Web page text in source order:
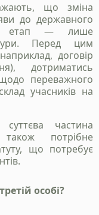
що зміна
до державного
етап — лише
Перед цим
договір
дотриматись
переважного
учасників на
частина
потрібне
що потребує
особі?